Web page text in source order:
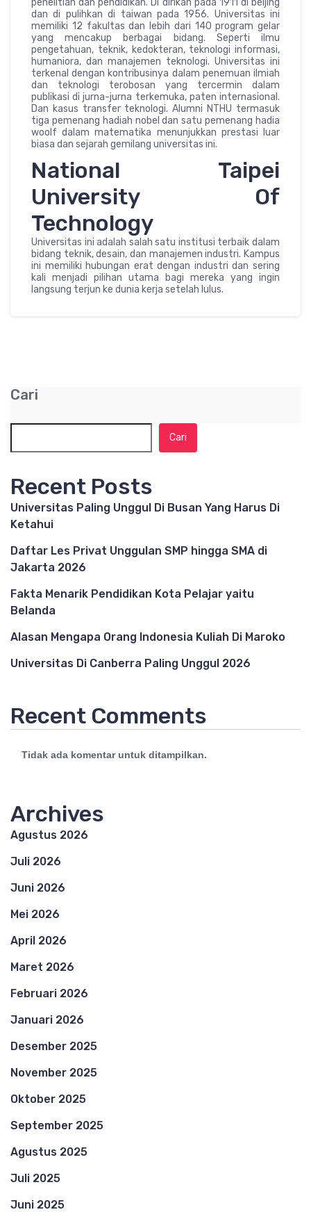
dan di pulihkan di taiwan pada 1956. Universitas ini
memiliki 12 fakultas dan lebih dari 140 program gelar
yang mencakup berbagai bidang. Seperti ilmu
pengetahuan, teknik, kedokteran, teknologi informasi,
humaniora, dan manajemen teknologi. Universitas ini
terkenal dengan kontribusinya dalam penemuan ilmiah
dan teknologi terobosan yang tercermin dalam
publikasi di jurna-jurna terkemuka, paten internasional.
Dan kasus transfer teknologi. Alumni NTHU termasuk
tiga pemenang hadiah nobel dan satu pemenang hadia
woolf dalam matematika menunjukkan prestasi luar
biasa dan sejarah gemilang universitas ini.
National Taipei
University Of
Technology
Universitas ini adalah salah satu institusi terbaik dalam
bidang teknik, desain, dan manajemen industri. Kampus
ini memiliki hubungan erat dengan industri dan sering
kali menjadi pilihan utama bagi mereka yang ingin
langsung terjun ke dunia kerja setelah lulus.
Cari
Cari
Recent Posts
Universitas Paling Unggul Di Busan Yang Harus Di
Ketahui
Daftar Les Privat Unggulan SMP hingga SMA di
Jakarta 2026
Fakta Menarik Pendidikan Kota Pelajar yaitu
Belanda
Alasan Mengapa Orang Indonesia Kuliah Di Maroko
Universitas Di Canberra Paling Unggul 2026
Recent Comments
Tidak ada komentar untuk ditampilkan.
Archives
Agustus 2026
Juli 2026
Juni 2026
Mei 2026
April 2026
Maret 2026
Februari 2026
Januari 2026
Desember 2025
November 2025
Oktober 2025
September 2025
Agustus 2025
Juli 2025
Juni 2025